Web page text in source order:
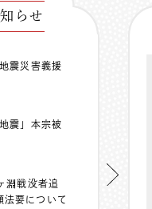
らせ
震災害義援
震」本宗被
淵戦没者追
法要について